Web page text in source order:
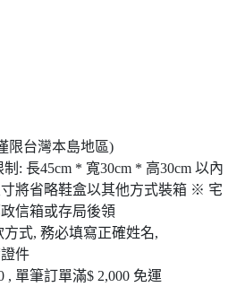
限台灣本島地區)
: 長45cm * 寬30cm * 高30cm 以內
將省略鞋盒以其他方式裝箱 ※ 宅
信箱或存局後領
式, 務必填寫正確姓名,
件
, 單筆訂單滿$ 2,000 免運